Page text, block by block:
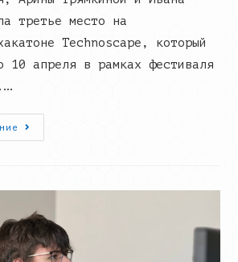
третье место на
Technoscape, который
10 апреля в рамках фестиваля
«Арктические
Креветки»